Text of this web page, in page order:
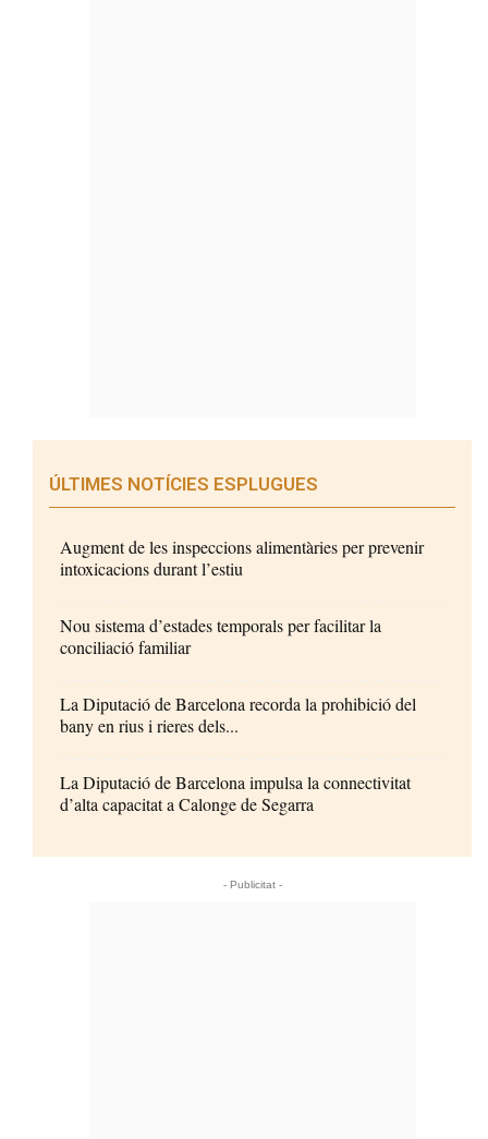
ÚLTIMES NOTÍCIES ESPLUGUES
Augment de les inspeccions alimentàries per prevenir
intoxicacions durant l’estiu
Nou sistema d’estades temporals per facilitar la
conciliació familiar
La Diputació de Barcelona recorda la prohibició del
bany en rius i rieres dels...
La Diputació de Barcelona impulsa la connectivitat
d’alta capacitat a Calonge de Segarra
- Publicitat -